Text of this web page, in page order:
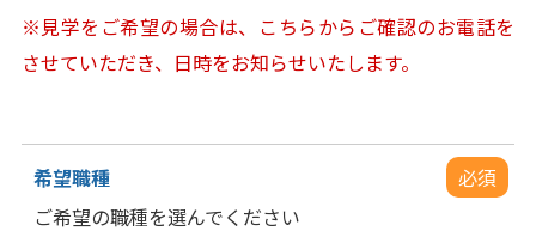
※見学をご希望の場合は、こちらからご確認のお電話を
させていただき、日時をお知らせいたします。
希望職種
必須
ご希望の職種を選んでください